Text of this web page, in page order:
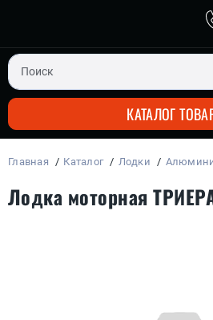
КАТАЛОГ
Главная Каталог Лодки
Лодка моторная